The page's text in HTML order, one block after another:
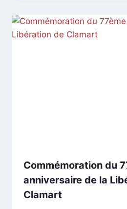
Commémoration du
anniversaire de la
Clamart